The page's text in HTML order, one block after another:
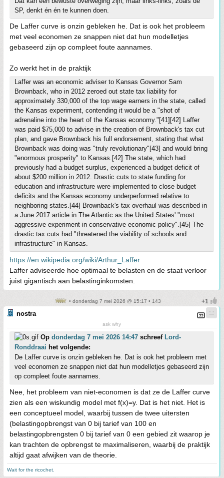
SP, denkt én én te kunnen doen.
De Laffer curve is onzin gebleken he. Dat is ook het probleem
met veel economen ze snappen niet dat hun modelletjes
gebaseerd zijn op compleet foute aannames.
Zo werkt het in de praktijk
Laffer was an economic adviser to Kansas Governor Sam
Brownback, who in 2012 zeroed out state tax liability for
approximately 330,000 of the top wage earners in the state, called
the Kansas experiment, contending it would be a "shot of
adrenaline into the heart of the Kansas economy."[41][42] Laffer
was paid $75,000 to advise in the creation of Brownback's tax cut
plan, and gave Brownback his full endorsement, stating that what
Brownback was doing was "truly revolutionary"[43] and would bring
"enormous prosperity" to Kansas.[42] The state, which had
previously had a budget surplus, experienced a budget deficit of
about $200 million in 2012. Drastic cuts to state funding for
education and infrastructure were implemented to close budget
deficits and the Kansas economy underperformed relative to
neighboring states.[44] Brownback's tax overhaul was described in
a June 2017 article in The Atlantic as the United States' "most
aggressive experiment in conservative economic policy".[45] The
drastic tax cuts had "threatened the viability of schools and
infrastructure" in Kansas.
https://en.wikipedia.org/wiki/Arthur_Laffer
Laffer adviseerde hoe optimaal te belasten en de staat verloor
juist gigantisch aan belastinginkomsten.
• donderdag 7 mei 2026 @ 15:17 • 143
nostra
ask why
Op donderdag 7 mei 2026 14:47 schreef Lord-
Ronddraai het volgende:
De Laffer curve is onzin gebleken he. Dat is ook het probleem met
veel economen ze snappen niet dat hun modelletjes gebaseerd zijn
op compleet foute aannames.
Nee, het probleem van niet-economen is dat ze de Laffer curve
zien als een wiskundig model met f(x)=y. Dat is het niet. Het is
een conceptueel model, waarbij tussen de twee uitersten
(belastingopbrengst van 0 bij tarief van 100 en
belastingopbrengsten 0 bij tarief van 0 een gebied zit waarop je
kan trachten de opbrengst te maximaliseren, waarbij de praktijk
altijd gaat afwijken van de theorie.
Wait for the ricochet.